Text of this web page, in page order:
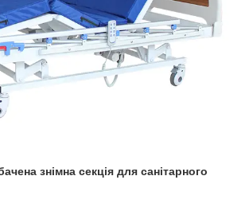
знімна секція для санітарного